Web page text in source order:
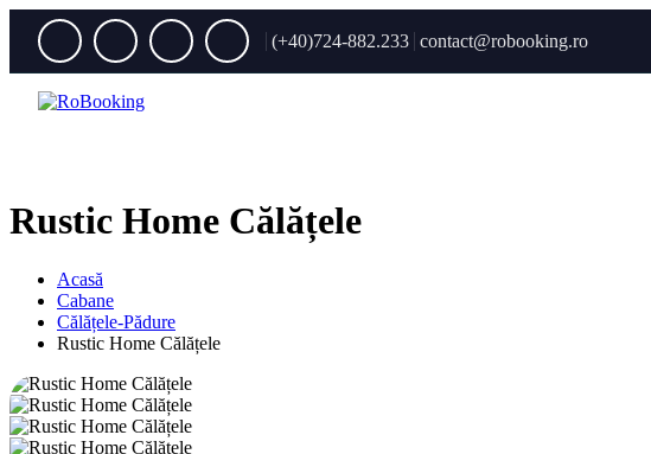
(+40)724-882.233 contact@robooking.ro
Rustic Home Călățele
Acasă
Cabane
Călățele-Pădure
Rustic Home Călățele